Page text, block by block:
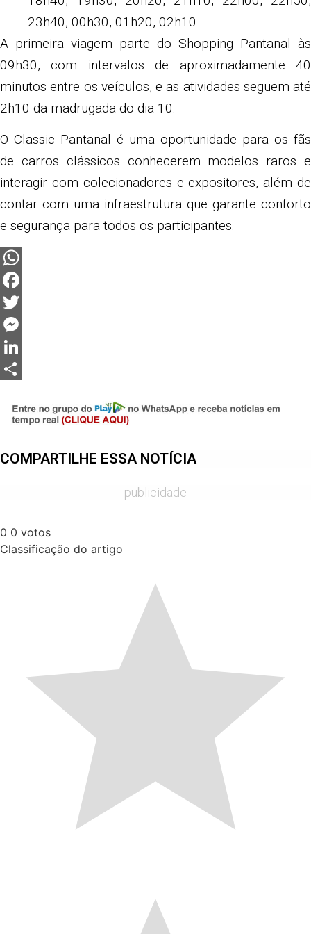
23h40, 00h30, 01h20, 02h10.
A primeira viagem parte do Shopping Pantanal às
09h30, com intervalos de aproximadamente 40
minutos entre os veículos, e as atividades seguem até
2h10 da madrugada do dia 10.
O Classic Pantanal é uma oportunidade para os fãs
de carros clássicos conhecerem modelos raros e
interagir com colecionadores e expositores, além de
contar com uma infraestrutura que garante conforto
e segurança para todos os participantes.
WhatsApp
Facebook
Twitter
Messenger
LinkedIn
COMPARTILHE ESSA NOTÍCIA
publicidade
0 0 votos
Classificação do artigo